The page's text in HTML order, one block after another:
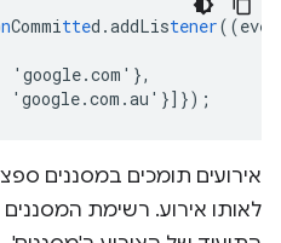
nCommitted.addListener((eve
'google.com' },
'google.com.au' }]});
אירועים תומכים במסננים
לאותו אירוע. רשימת המסננים